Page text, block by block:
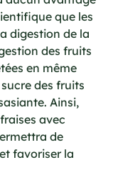
que les
digestion de la
des fruits
en même
des fruits
Ainsi,
avec
de
favoriser la